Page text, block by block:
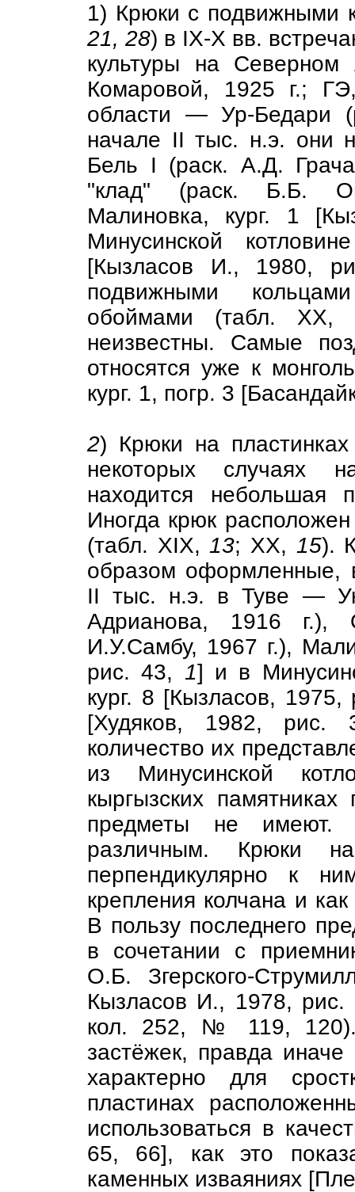
1) Крюки с подвижными
21, 28) в IX-X вв.
культуры на
Комаровой, 1925 г.;
области — Ур-Бедари
начале II тыс. н.э. они
Бель I (раск. А.Д.
"клад" (раск. Б.Б.
Малиновка, кург. 1
Минусинской
[Кызласов И., 1980,
подвижными
обоймами (табл. XX,
неизвестны. Самые
относятся уже к
кург. 1, погр. 3
2) Крюки на
некоторых случаях
находится
Иногда крюк
(табл. XIX, 13; XX, 15).
образом оформленные,
II тыс. н.э. в Туве —
Адрианова, 1916 г.),
И.У.Самбу, 1967 г.),
рис. 43, 1] и в
кург. 8 [Кызласов,
[Худяков, 1982, рис.
количество их
из Минусинской
кыргызских
предметы не имеют.
различным. Крюки
перпендикулярно к
крепления колчана и
В пользу последнего
в сочетании с
О.Б. Згерского-
Кызласов И., 1978,
кол. 252, № 119, 120).
застёжек, правда
характерно для
пластинах
использоваться в
65, 66], как это
каменных изваяниях